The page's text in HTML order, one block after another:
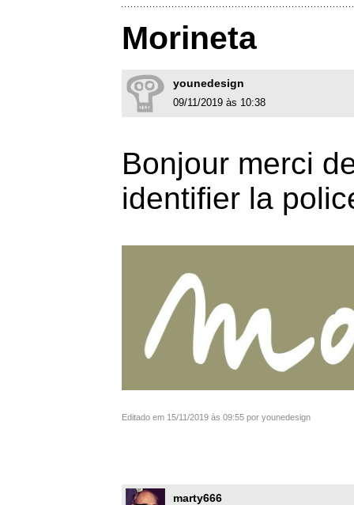
Morineta
younedesign
09/11/2019 às 10:38
Bonjour merci
identifier la
Editado em 15/11/2019 às 09:55 por younedesign
marty666